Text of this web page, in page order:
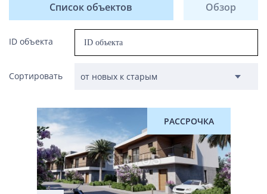
Список объектов Обзор
ID объекта
Сортировать
РАССРОЧКА